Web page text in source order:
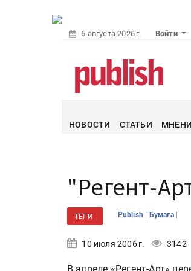
6 августа 2026 г. Войти
НОВОСТИ СТАТЬИ
"Регент-
ТЕГИ Publish | Бумага |
10 июля 2006 г. 3142